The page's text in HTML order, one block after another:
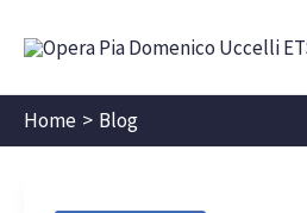
Home Blog